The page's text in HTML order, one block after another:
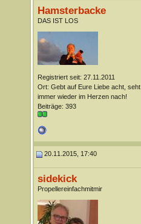
Hamsterbacke
DAS IST LOS
Registriert seit: 27.11.2011
Ort: Gebt auf Eure Liebe acht, seht
immer wieder im Herzen nach!
Beiträge: 393
20.11.2015, 17:40
sidekick
Propellereinfachmitmir